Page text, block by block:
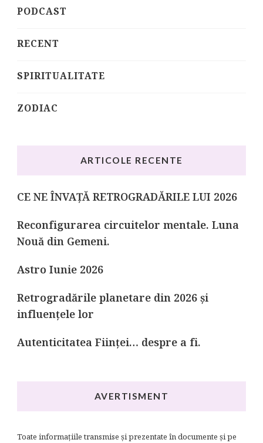
PODCAST
RECENT
SPIRITUALITATE
ZODIAC
ARTICOLE RECENTE
CE NE ÎNVAȚĂ RETROGRADĂRILE LUI 2026
Reconfigurarea circuitelor mentale. Luna
Nouă din Gemeni.
Astro Iunie 2026
Retrogradările planetare din 2026 și
influențele lor
Autenticitatea Ființei… despre a fi.
AVERTISMENT
Toate informațiile transmise și prezentate în documente și pe